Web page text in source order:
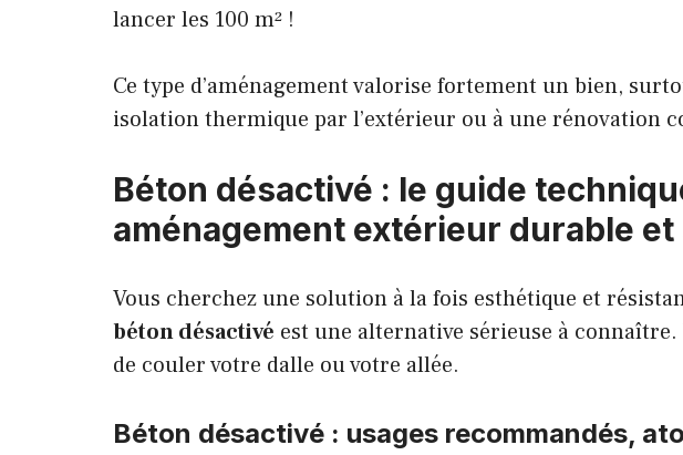
lancer les 100 m² !
Ce type d’aménagement valorise fortement un bien,
isolation thermique par l’extérieur ou à une rénovation
Béton désactivé : le guide
aménagement extérieur durable
Vous cherchez une solution à la fois esthétique et
béton désactivé est une alternative sérieuse à
de couler votre dalle ou votre allée.
Béton désactivé : usages recommandés,